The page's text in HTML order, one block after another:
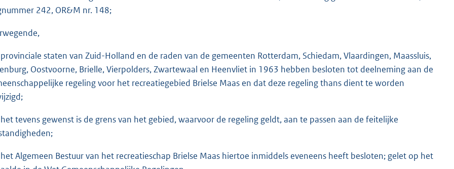
242, OR&M nr. 148;
staten van Zuid-Holland en de raden van de gemeenten Rotterdam, Schiedam, Vlaardingen, Maassluis,
Oostvoorne, Brielle, Vierpolders, Zwartewaal en Heenvliet in 1963 hebben besloten tot deelneming aan de
regeling voor het recreatiegebied Brielse Maas en dat deze regeling thans dient te worden
tevens gewenst is de grens van het gebied, waarvoor de regeling geldt, aan te passen aan de feitelijke
Algemeen Bestuur van het recreatieschap Brielse Maas hiertoe inmiddels eveneens heeft besloten; gelet op het